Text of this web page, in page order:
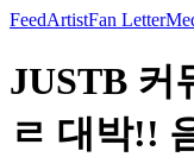
FeedArtistFan Letter
JUSTB 커
ㄹ 대박!!